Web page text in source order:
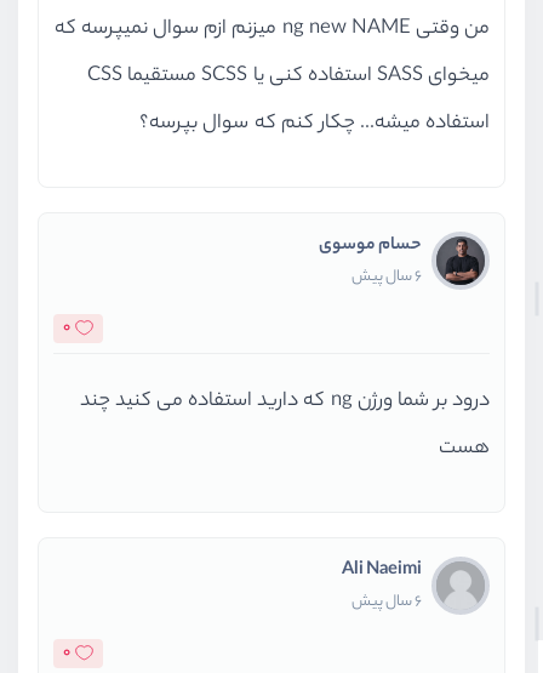
من وقتی ng new NAME میزنم ازم سوال نمیپرسه که
میخوای SASS استفاده کنی یا SCSS مستقیما CSS
استفاده میشه... چکار کنم که سوال بپرسه؟
حسام موسوی
6 سال پیش
0
درود بر شما ورژن ng که دارید استفاده می کنید چند
هست
Ali Naeimi
6 سال پیش
0